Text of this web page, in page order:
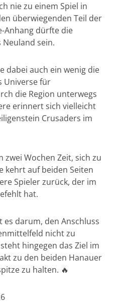
nie zu einem Spiel in
überwiegenden Teil der
Anhang dürfte die
sein.
dabei auch ein wenig die
Universe für
die Region unterwegs
erinnert sich vielleicht
Crusaders im
zwei Wochen Zeit, sich zu
kehrt auf beiden Seiten
Spieler zurück, der im
hat.
es darum, den Anschluss
nicht zu
hingegen das Ziel im
zu den beiden Hanauer
zu halten. 🔥